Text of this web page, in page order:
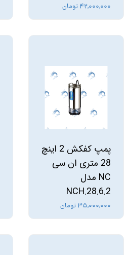
۴۲,۰۰۰,۰۰۰ تومان
پمپ کفکش 2 اینچ
28 متری ان سی
NC مدل
NCH.28.6.2
۳۵,۰۰۰,۰۰۰ تومان